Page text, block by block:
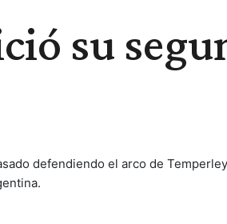
su
defendiendo el arco de